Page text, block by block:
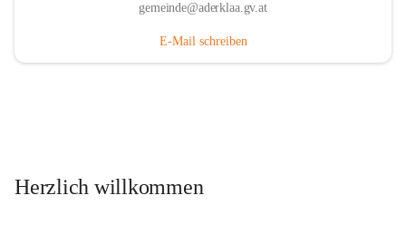
gemeinde@aderklaa.gv.at
E-Mail schreiben
Herzlich willkommen